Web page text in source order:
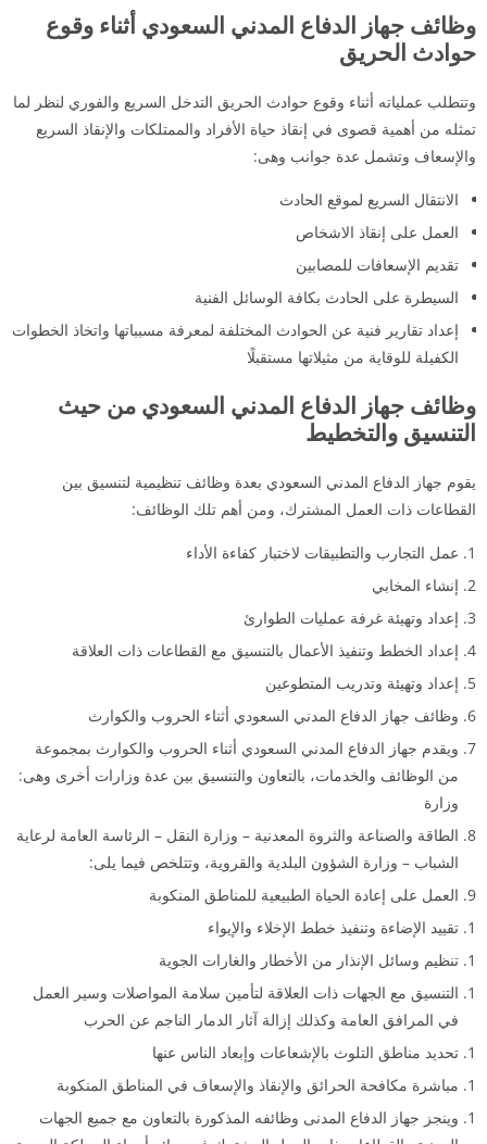
وظائف جهاز الدفاع المدني السعودي أثناء وقوع
حوادث الحريق
وتتطلب عملياته أثناء وقوع حوادث الحريق التدخل السريع والفوري لنظر لما
تمثله من أهمية قصوى في إنقاذ حياة الأفراد والممتلكات والإنقاذ السريع
والإسعاف وتشمل عدة جوانب وهى:
الانتقال السريع لموقع الحادث
العمل على إنقاذ الاشخاص
تقديم الإسعافات للمصابين
السيطرة على الحادث بكافة الوسائل الفنية
إعداد تقارير فنية عن الحوادث المختلفة لمعرفة مسبباتها واتخاذ الخطوات
الكفيلة للوقاية من مثيلاتها مستقبلًا
وظائف جهاز الدفاع المدني السعودي من حيث
التنسيق والتخطيط
يقوم جهاز الدفاع المدني السعودي بعدة وظائف تنظيمية لتنسيق بين
القطاعات ذات العمل المشترك، ومن أهم تلك الوظائف:
عمل التجارب والتطبيقات لاختبار كفاءة الأداء
إنشاء المخابي
إعداد وتهيئة غرفة عمليات الطوارئ
إعداد الخطط وتنفيذ الأعمال بالتنسيق مع القطاعات ذات العلاقة
إعداد وتهيئة وتدريب المتطوعين
وظائف جهاز الدفاع المدني السعودي أثناء الحروب والكوارث
ويقدم جهاز الدفاع المدني السعودي أثناء الحروب والكوارث بمجموعة
من الوظائف والخدمات، بالتعاون والتنسيق بين عدة وزارات أخرى وهى:
وزارة
الطاقة والصناعة والثروة المعدنية – وزارة النقل – الرئاسة العامة لرعاية
الشباب – وزارة الشؤون البلدية والقروية، وتتلخص فيما يلى:
العمل على إعادة الحياة الطبيعية للمناطق المنكوبة
تقييد الإضاءة وتنفيذ خطط الإخلاء والإيواء
تنظيم وسائل الإنذار من الأخطار والغارات الجوية
التنسيق مع الجهات ذات العلاقة لتأمين سلامة المواصلات وسير العمل
في المرافق العامة وكذلك إزالة آثار الدمار الناجم عن الحرب
تحديد مناطق التلوث بالإشعاعات وإبعاد الناس عنها
مباشرة مكافحة الحرائق والإنقاذ والإسعاف في المناطق المنكوبة
وينجز جهاز الدفاع المدنى وظائفه المذكورة بالتعاون مع جميع الجهات